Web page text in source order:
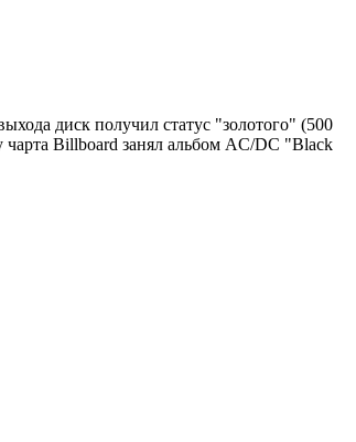
диск получил статус "золотого" (500
Billboard занял альбом AC/DC "Black